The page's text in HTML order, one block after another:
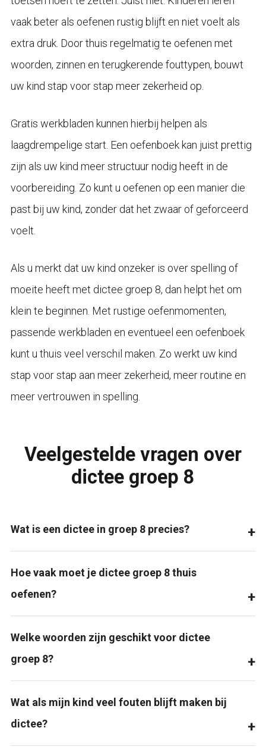
vaak beter als oefenen rustig blijft en niet voelt als
extra druk. Door thuis regelmatig te oefenen met
woorden, zinnen en terugkerende fouttypen, bouwt
uw kind stap voor stap meer zekerheid op.
Gratis werkbladen kunnen hierbij helpen als
laagdrempelige start. Een oefenboek kan juist prettig
zijn als uw kind meer structuur nodig heeft in de
voorbereiding. Zo kunt u oefenen op een manier die
past bij uw kind, zonder dat het zwaar of geforceerd
voelt.
Als u merkt dat uw kind onzeker is over spelling of
moeite heeft met dictee groep 8, dan helpt het om
klein te beginnen. Met rustige oefenmomenten,
passende werkbladen en eventueel een oefenboek
kunt u thuis veel verschil maken. Zo werkt uw kind
stap voor stap aan meer zekerheid, meer routine en
meer vertrouwen in spelling.
Veelgestelde vragen over
dictee groep 8
Wat is een dictee in groep 8 precies?
Hoe vaak moet je dictee groep 8 thuis
oefenen?
Welke woorden zijn geschikt voor dictee
groep 8?
Wat als mijn kind veel fouten blijft maken bij
dictee?